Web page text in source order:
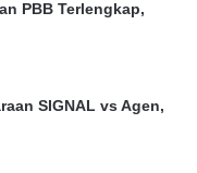
PBB Terlengkap,
SIGNAL vs Agen,